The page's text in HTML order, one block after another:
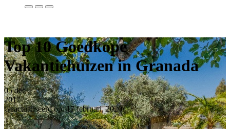
Top 10 Goedkope
Vakantiehuizen in Granada
05 dec
2017
Geactualiseerd op: 17 februari, 2020